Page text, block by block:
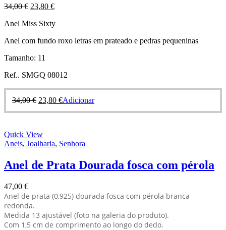
34,00€ 23,80 €
Anel Miss Sixty
Anel com fundo roxo letras em prateado e pedras pequeninas
Tamanho: 11
Ref.. SMGQ 08012
34,00€ 23,80 €Adicionar
Quick View
Aneis, Joalharia, Senhora
Anel de Prata Dourada fosca com pérola
47,00 €
Anel de prata (0,925) dourada fosca com pérola branca
redonda.
Medida 13 ajustável (foto na galeria do produto).
Com 1,5 cm de comprimento ao longo do dedo.